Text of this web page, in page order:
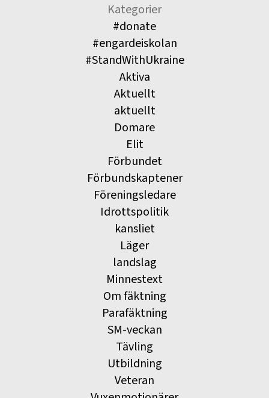
Kategorier
#donate
#engardeiskolan
#StandWithUkraine
Aktiva
Aktuellt
aktuellt
Domare
Elit
Förbundet
Förbundskaptener
Föreningsledare
Idrottspolitik
kansliet
Läger
landslag
Minnestext
Om fäktning
Parafäktning
SM-veckan
Tävling
Utbildning
Veteran